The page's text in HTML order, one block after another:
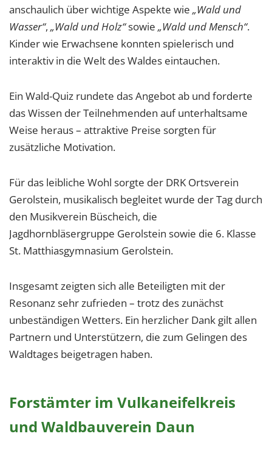
anschaulich über wichtige Aspekte wie „Wald und
Wasser“, „Wald und Holz“sowie „Wald und Mensch“.
Kinder wie Erwachsene konnten spielerisch und
interaktiv in die Welt des Waldes eintauchen.
Ein Wald-Quiz rundete das Angebot ab und forderte
das Wissen der Teilnehmenden auf unterhaltsame
Weise heraus – attraktive Preise sorgten für
zusätzliche Motivation.
Für das leibliche Wohl sorgte der DRK Ortsverein
Gerolstein, musikalisch begleitet wurde der Tag durch
den Musikverein Büscheich, die
Jagdhornbläsergruppe Gerolstein sowie die 6. Klasse
St. Matthiasgymnasium Gerolstein.
Insgesamt zeigten sich alle Beteiligten mit der
Resonanz sehr zufrieden – trotz des zunächst
unbeständigen Wetters. Ein herzlicher Dank gilt allen
Partnern und Unterstützern, die zum Gelingen des
Waldtages beigetragen haben.
Forstämter im Vulkaneifelkreis
und Waldbauverein Daun